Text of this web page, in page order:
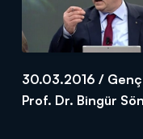
30.03.2016 / Genç
Prof. Dr. Bingür